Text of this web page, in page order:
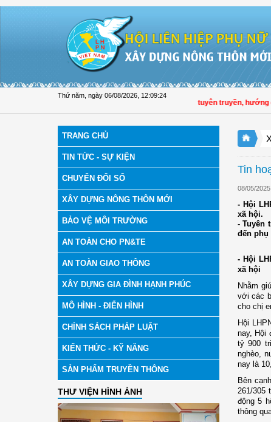
Thứ năm, ngày 06/08/2026 12:09:24
Hội LHPN tỉnh Đồng Tháp tuyên truyền, hướng
TRANG CHỦ
TIN TỨC - SỰ KIỆN
CHUYỂN ĐỔI SỐ
XÂY DỰNG NÔNG THÔN MỚI
BẢO VỆ MÔI TRƯỜNG
AN TOÀN CHO PN&TE
AN TOÀN GIAO THÔNG
XÂY DỰNG GIA ĐÌNH HẠNH PHÚC
MÔ HÌNH - ĐIỂN HÌNH
CHÍNH SÁCH PHÁP LUẬT
KIẾN THỨC - KỸ NĂNG
SẢN PHẨM TRUYỀN THÔNG
THƯ VIỆN HÌNH ẢNH
Tin
08/05/2025
- Hội
xã hội.
- Tuyên
đến phụ
- Hội
xã hội
Nhằm
với các
cho chị
Hội
nay, Hội
tỷ 900
nghèo,
nay là
Bên
261/305
động 5
thông